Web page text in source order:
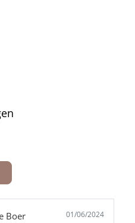
Boer 01/06/2024